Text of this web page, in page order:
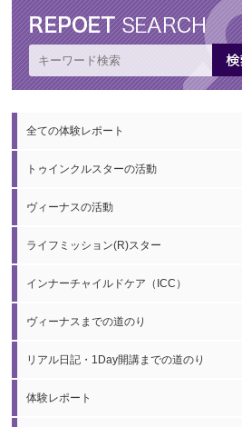
全ての体験レポート
トゥインクルスターの活動
ヴィーナスの活動
ライフミッション(R)スター
インナーチャイルドケア（ICC）
ヴィーナスまでの道のり
リアル日記・1Day開講までの道のり
体験レポート